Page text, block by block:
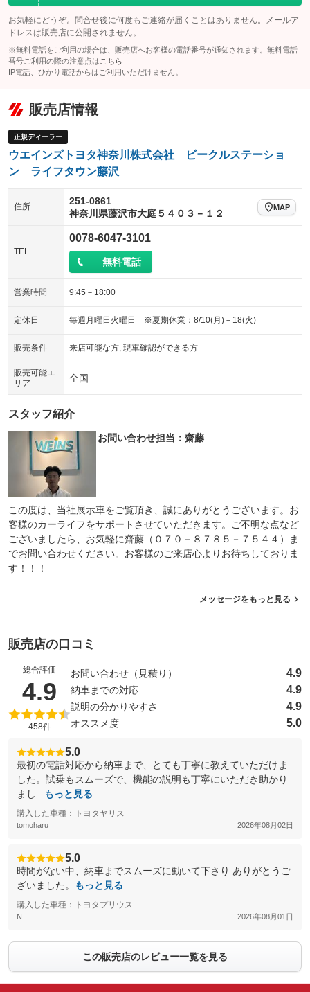
お気軽にどうぞ。問合せ後に何度もご連絡が届くことはありません。メールア
ドレスは販売店に公開されません。
※無料電話をご利用の場合は、販売店へお客様の電話番号が通知されます。無料電話
番号ご利用の際の注意点は こちら
IP電話、ひかり電話からはご利用いただけません。
販売店情報
正規ディーラー
ウエインズトヨタ神奈川株式会社 ビークルステーショ
ン ライフタウン藤沢
住所
251-0861
神奈川県藤沢市大庭５４０３－１２
MAP
TEL
0078-6047-3101
無料電話
営業時間 9:45－18:00
定休日 毎週月曜日火曜日 ※夏期休業：8/10(月)－18(火)
販売条件 来店可能な方, 現車確認ができる方
販売可能エ
リア
全国
スタッフ紹介
お問い合わせ担当：齋藤
この度は、当社展示車をご覧頂き、誠にありがとうございます。お
客様のカーライフをサポートさせていただきます。ご不明な点など
ございましたら、お気軽に齋藤（０７０－８７８５－７５４４）ま
でお問い合わせください。お客様のご来店心よりお待ちしておりま
す！！！
メッセージをもっと見る
販売店の口コミ
総合評価
4.9 （5点満点中）
458件
お問い合わせ（見積り） 4.9
納車までの対応 4.9
説明の分かりやすさ 4.9
オススメ度 5.0
5.0
最初の電話対応から納車まで、とても丁寧に教えていただけま
した。試乗もスムーズで、機能の説明も丁寧にいただき助かり
まし...
もっと見る
購入した車種：トヨタヤリス
tomoharu 2026年08月02日
5.0
時間がない中、納車までスムーズに動いて下さり ありがとうご
ざいました。
もっと見る
購入した車種：トヨタプリウス
N 2026年08月01日
この販売店のレビュー一覧を見る